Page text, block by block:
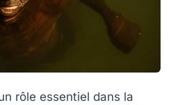
rôle essentiel dans la